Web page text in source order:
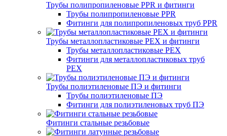
Трубы полипропиленовые PPR и фитинги
Трубы полипропиленовые PPR
Фитинги для полипропиленовых труб PPR
Трубы металлопластиковые PEX и фитинги
Трубы металлопластиковые PEX
Фитинги для металлопластиковых труб
PEX
Трубы полиэтиленовые ПЭ и фитинги
Трубы полиэтиленовые ПЭ
Фитинги для полиэтиленовых труб ПЭ
Фитинги стальные резьбовые